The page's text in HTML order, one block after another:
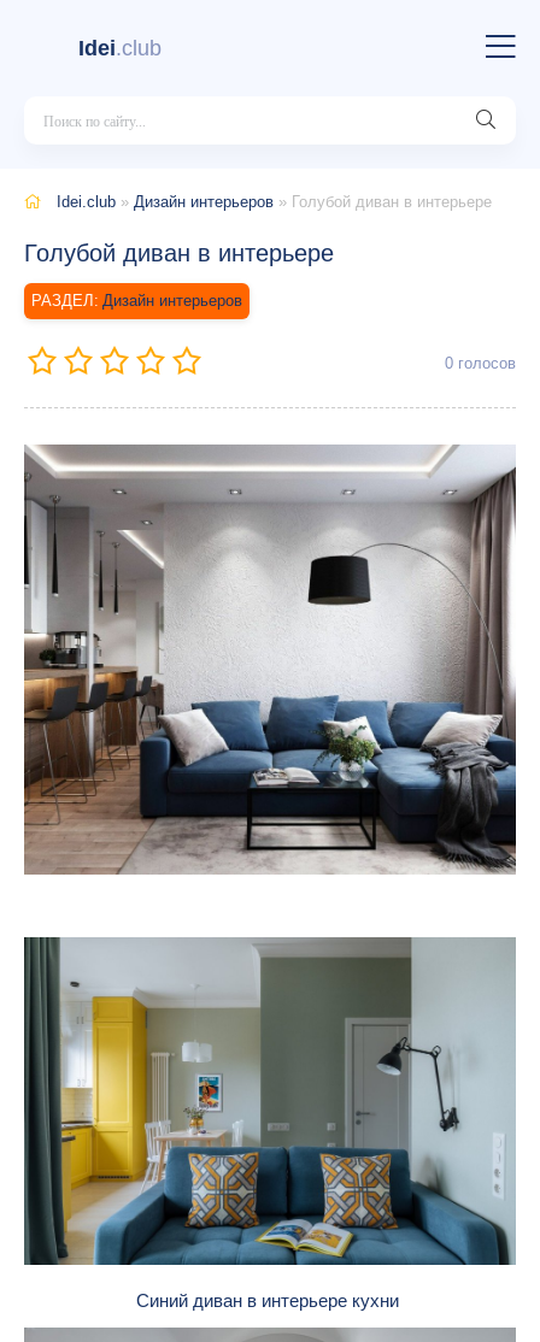
Idei.club
Idei.club » Дизайн интерьеров » Голубой диван в интерьере
Голубой диван в интерьере
Дизайн интерьеров
0 голосов
Синий диван в интерьере кухни